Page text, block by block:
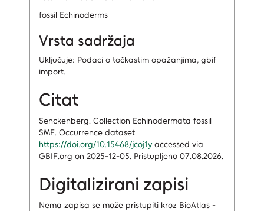
fossil Echinoderms
Vrsta sadržaja
Uključuje: Podaci o točkastim opažanjima, gbif
import.
Citat
Senckenberg. Collection Echinodermata fossil
SMF. Occurrence dataset
https://doi.org/10.15468/jcoj1y accessed via
GBIF.org on 2025-12-05. Pristupljeno 07.08.2026.
Digitalizirani zapisi
Nema zapisa se može pristupiti kroz BioAtlas -